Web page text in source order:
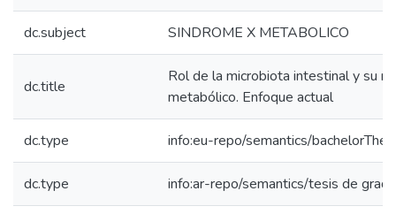
dc.subject SINDROME X METABOLICO
dc.title
Rol de la microbiota intestinal y su
metabólico. Enfoque actual
dc.type info:eu-repo/semantics/
dc.type info:ar-repo/semantics/tesis de grado